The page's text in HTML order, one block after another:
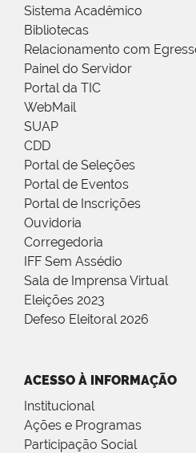
Sistema Acadêmico
Bibliotecas
Relacionamento com
Painel do Servidor
Portal da TIC
WebMail
SUAP
CDD
Portal de Seleções
Portal de Eventos
Portal de Inscrições
Ouvidoria
Corregedoria
IFF Sem Assédio
Sala de Imprensa Virtual
Eleições 2023
Defeso Eleitoral 2026
ACESSO À INFORMAÇÃO
Institucional
Ações e Programas
Participação Social